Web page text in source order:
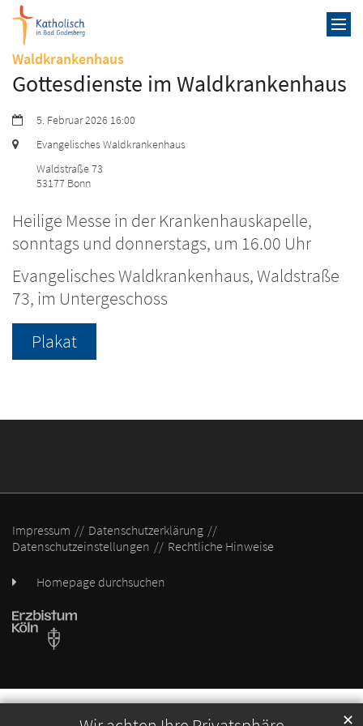
✕
Zum Inhalt springen
Waldkrankenhaus:
Gottesdienste im Waldkrankenhaus
Datum:5. Februar 2026 16:00
Ort:
Evangelisches Waldkrankenhaus
Waldstraße 73
53177 Bonn
Heilige Messe in der Krankenhauskapelle,
sonntags und donnerstags, um 16.00 Uhr
Evangelisches Waldkrankenhaus, Waldstraße
73, im Untergeschoss
Plakat
Impressum
Datenschutzerklärung
Datenschutzeinstellungen
Rechtliche Hinweise
Homepage durchsuchen